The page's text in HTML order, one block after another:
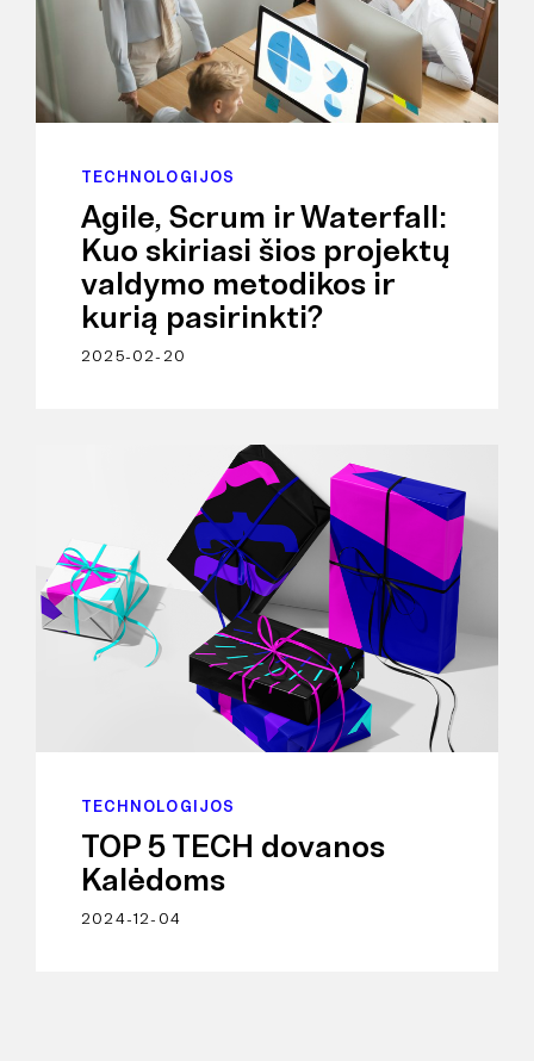
TECHNOLOGIJOS
Agile, Scrum ir Waterfall:
Kuo skiriasi šios projektų
valdymo metodikos ir
kurią pasirinkti?
2025-02-20
TECHNOLOGIJOS
TOP 5 TECH dovanos
Kalėdoms
2024-12-04